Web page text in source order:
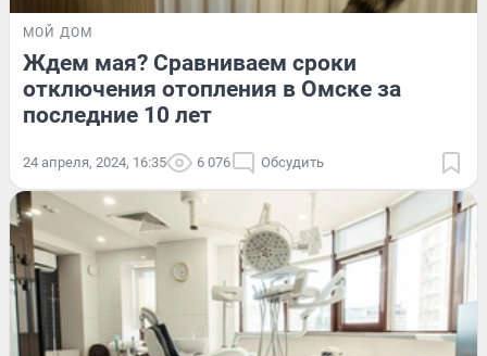
МОЙ ДОМ
Ждем мая? Сравниваем сроки
отключения отопления в Омске за
последние 10 лет
24 апреля, 2024, 16:35 6 076 Обсудить